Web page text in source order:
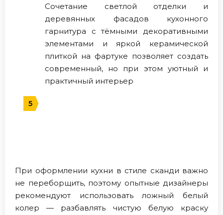
Сочетание светлой отделки и
деревянных фасадов кухонного
гарнитура с тёмными декоративными
элементами и яркой керамической
плиткой на фартуке позволяет создать
современный, но при этом уютный и
практичный интерьер
При оформлении кухни в стиле сканди важно
не переборщить, поэтому опытные дизайнеры
рекомендуют использовать ложный белый
колер — разбавлять чистую белую краску